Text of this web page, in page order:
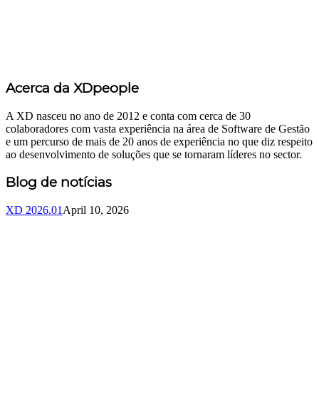
Acerca da XDpeople
A XD nasceu no ano de 2012 e conta com cerca de 30
colaboradores com vasta experiência na área de Software de Gestão
e um percurso de mais de 20 anos de experiência no que diz respeito
ao desenvolvimento de soluções que se tornaram líderes no sector.
Blog de notícias
XD 2026.01 April 10, 2026